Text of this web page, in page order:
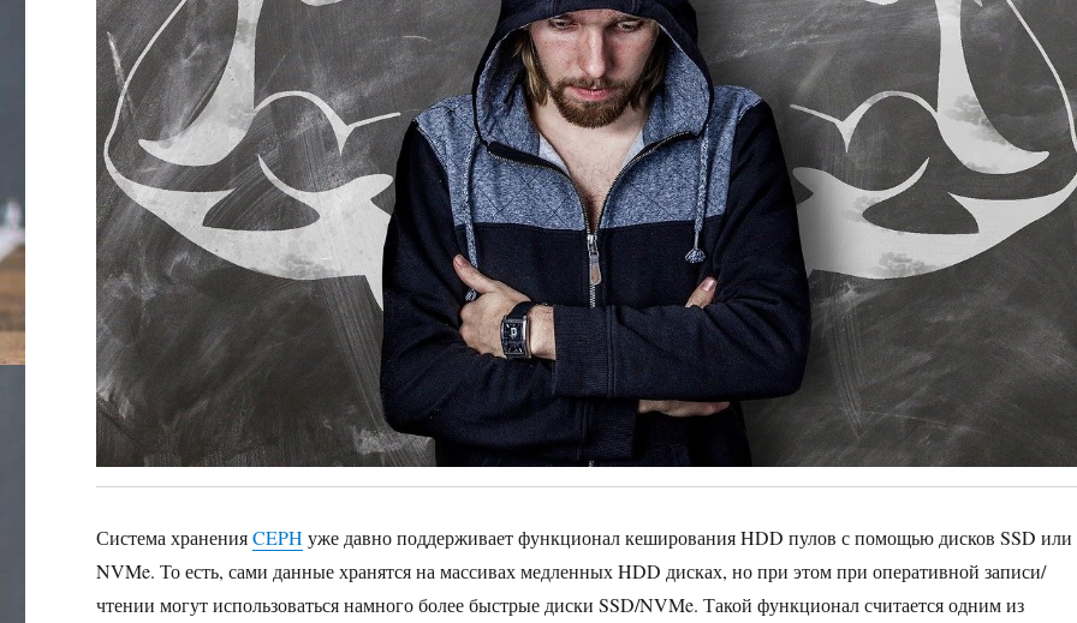
Система храненияCEPH уже давно поддерживает функционал кеширования HDD пулов с помощью дисков SSD или
NVMe. То есть, сами данные хранятся на массивах медленных HDD дисках, но при этом при оперативной записи/
чтении могут использоваться намного более быстрые диски SSD/NVMe. Такой функционал считается одним из